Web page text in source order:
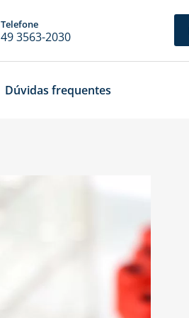
Telefone
49 3563-2030
Dúvidas frequentes